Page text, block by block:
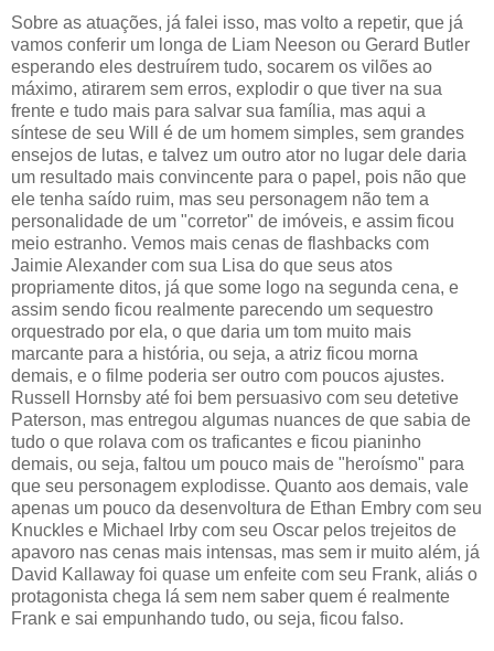
Sobre as atuações, já falei isso, mas volto a repetir, que já
vamos conferir um longa de Liam Neeson ou Gerard Butler
esperando eles destruírem tudo, socarem os vilões ao
máximo, atirarem sem erros, explodir o que tiver na sua
frente e tudo mais para salvar sua família, mas aqui a
síntese de seu Will é de um homem simples, sem grandes
ensejos de lutas, e talvez um outro ator no lugar dele daria
um resultado mais convincente para o papel, pois não que
ele tenha saído ruim, mas seu personagem não tem a
personalidade de um "corretor" de imóveis, e assim ficou
meio estranho. Vemos mais cenas de flashbacks com
Jaimie Alexander com sua Lisa do que seus atos
propriamente ditos, já que some logo na segunda cena, e
assim sendo ficou realmente parecendo um sequestro
orquestrado por ela, o que daria um tom muito mais
marcante para a história, ou seja, a atriz ficou morna
demais, e o filme poderia ser outro com poucos ajustes.
Russell Hornsby até foi bem persuasivo com seu detetive
Paterson, mas entregou algumas nuances de que sabia de
tudo o que rolava com os traficantes e ficou pianinho
demais, ou seja, faltou um pouco mais de "heroísmo" para
que seu personagem explodisse. Quanto aos demais, vale
apenas um pouco da desenvoltura de Ethan Embry com seu
Knuckles e Michael Irby com seu Oscar pelos trejeitos de
apavoro nas cenas mais intensas, mas sem ir muito além, já
David Kallaway foi quase um enfeite com seu Frank, aliás o
protagonista chega lá sem nem saber quem é realmente
Frank e sai empunhando tudo, ou seja, ficou falso.